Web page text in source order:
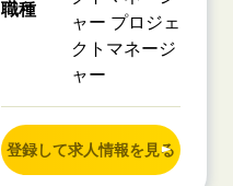
職種
ャー プロジェ
クトマネージ
ャー
登録して求人情報を見る